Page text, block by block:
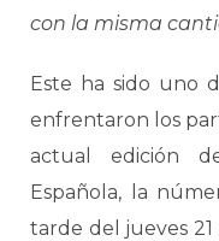
con la misma
Este ha sido uno
enfrentaron los
actual edición
Española, la
tarde del jueves